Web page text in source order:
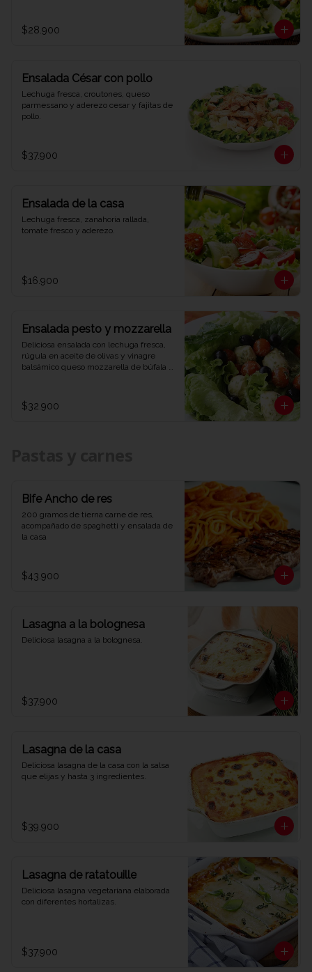
$28.900
Ensalada César con pollo
Lechuga fresca, croutones, queso
parmessano y aderezo cesar y fajitas de
pollo.
$37.900
Ensalada de la casa
Lechuga fresca, zanahoria rallada,
tomate fresco y aderezo.
$16.900
Ensalada pesto y mozzarella
Deliciosa ensalada con lechuga fresca,
rúgula en aceite de olivas y vinagre
balsámico queso mozzarella de búfala
$32.900
Bife Ancho de res
200 gramos de tierna carne de res,
acompañado de spaghetti y ensalada de
la casa
$43.900
Lasagna a la bolognesa
Deliciosa lasagna a la bolognesa.
$37.900
Lasagna de la casa
Deliciosa lasagna de la casa con la salsa
que elijas y hasta 3 ingredientes.
$39.900
Lasagna de ratatouille
Deliciosa lasagna vegetariana elaborada
con diferentes hortalizas.
$37.900